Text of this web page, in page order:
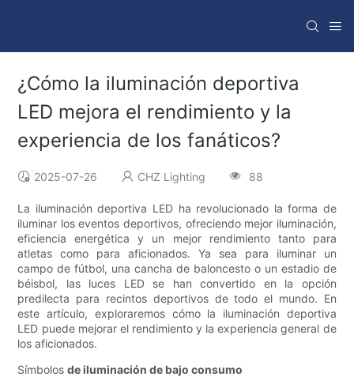
¿Cómo la iluminación deportiva
LED mejora el rendimiento y la
experiencia de los fanáticos?
2025-07-26 CHZ Lighting 88
La iluminación deportiva LED ha revolucionado la forma de
iluminar los eventos deportivos, ofreciendo mejor iluminación,
eficiencia energética y un mejor rendimiento tanto para
atletas como para aficionados. Ya sea para iluminar un
campo de fútbol, ​​una cancha de baloncesto o un estadio de
béisbol, las luces LED se han convertido en la opción
predilecta para recintos deportivos de todo el mundo. En
este artículo, exploraremos cómo la iluminación deportiva
LED puede mejorar el rendimiento y la experiencia general de
los aficionados.
Símbolosde iluminación de bajo consumo